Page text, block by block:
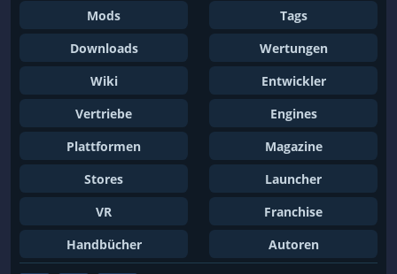
Mods
Tags
Downloads
Wertungen
Wiki
Entwickler
Vertriebe
Engines
Plattformen
Magazine
Stores
Launcher
VR
Franchise
Handbücher
Autoren